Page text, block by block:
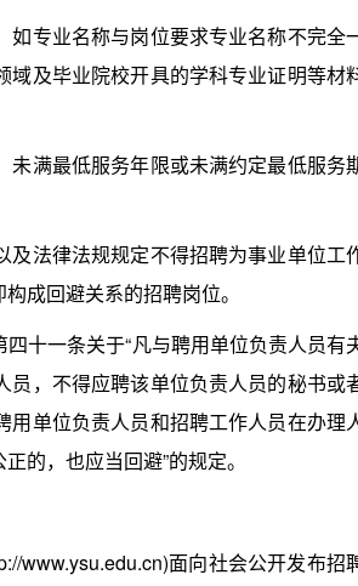
专业名称与岗位要求专业名称不完全
及毕业院校开具的学科专业证明等材
满最低服务年限或未满约定最低服务
法律法规规定不得招聘为事业单位工
成回避关系的招聘岗位。
十一条关于“凡与聘用单位负责人员有
，不得应聘该单位负责人员的秘书或
单位负责人员和招聘工作人员在办理
的，也应当回避”的规定。
www.ysu.edu.cn)面向社会公开发布招